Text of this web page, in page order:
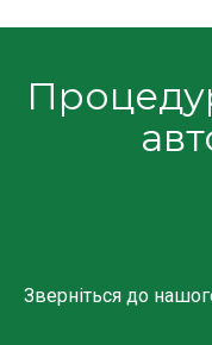
Зверніться до